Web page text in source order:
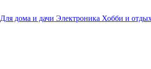
Для дома и дачи Электроника Хобби и